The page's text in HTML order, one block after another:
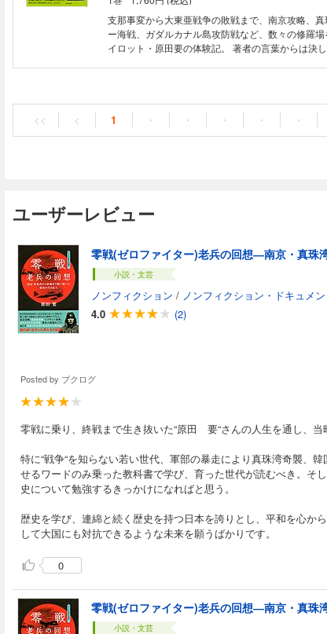
35期操縦練習生を主席で卒業し、同10月第12航空
し、「パネー号」爆撃、南京攻略戦に参加。昭和
みハワイ真珠湾攻撃に参加。その後、激戦地を転戦
航空教官となり終戦。戦後、公職追放の苦難の中、
牛乳販売など様々な職業を経て、昭和43年に託児
地で講演すると共に亡き戦友の慰霊を続けた。平成
も幼稚園で子どもたちと触れ合うのが日課だった。
支那事変から大東亜戦争の敗戦まで、南京攻略、
ー海戦、ガダルカナル島攻防戦など、数々の修羅
イロット・原田要の体験記。 著者の言葉からは決
る話題作！ 雷撃の神様と言われた村田重治氏の究
サムライで有名な坂井三郎氏と切磋琢磨した日々、
源田實らの回顧録を随所に交え、戦況の全体像がよ
に捉えられるようになっている。 著者略歴 元ゼロ
操縦練習生を主席で卒業し、同10月第12航空隊附
号爆撃、南京攻略戦に参加。昭和16年空母蒼龍に
撃に参加。その後、激戦地を転戦。重傷を負い内地
な職業を経て、昭和43年託児所を開設。平成22年
で子どもたちと触れ合うのが日課だった。平成28年
<< < 1 ・ ・ ・ ・ ・
ユーザーレビュー
小説・文芸
ノンフィクション / ノンフィクション・ドキュメ
4.0
(2)
Posted by ブクログ
零戦に乗り、終戦まで生き抜いた“原田 要“さんの人生を通し、当
特に“戦争“を知らない若い世代、軍部の暴走により真珠湾奇襲、
せるワードのみ乗った教科書で学び、育った世代が読むべき。そ
史について勉強するきっかけになればと思う。
歴史を学び、連綿と続く歴史を持つ日本を誇りとし、平和を心か
して大国にも対抗できるような未来を願うばかりです。
0
小説・文芸